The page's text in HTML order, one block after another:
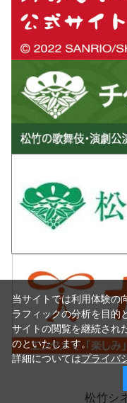
松竹シ
当サイトでは利用体験の
ラフィックの分析を目的
サイトの閲覧を継続され
のといたします。
詳細についてはプライバ